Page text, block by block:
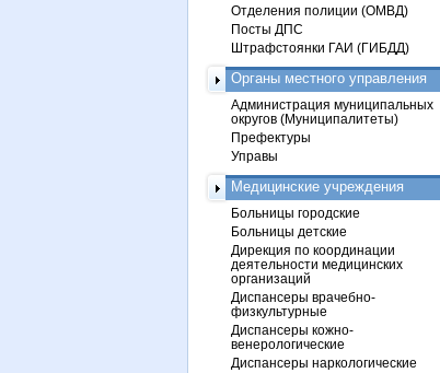
Отделения полиции (ОМВД)
Посты ДПС
Штрафстоянки ГАИ (ГИБДД)
Органы местного управления
Администрация муниципальных
округов (Муниципалитеты)
Префектуры
Управы
Медицинские учреждения
Больницы городские
Больницы детские
Дирекция по координации
деятельности медицинских
организаций
Диспансеры врачебно-
физкультурные
Диспансеры кожно-
венерологические
Диспансеры наркологические